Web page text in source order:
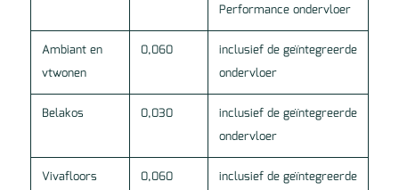
Performance ondervloer
Ambiant en
vtwonen
0,060
inclusief de geïntegreerde
ondervloer
Belakos 0,030
inclusief de geïntegreerde
ondervloer
Vivafloors 0,060
inclusief de geïntegreerde